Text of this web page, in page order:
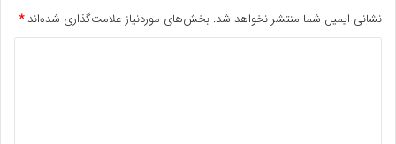
نشانی ایمیل شما منتشر نخواهد شد. بخش‌های موردنیاز علامت‌گذاری شده‌اند*